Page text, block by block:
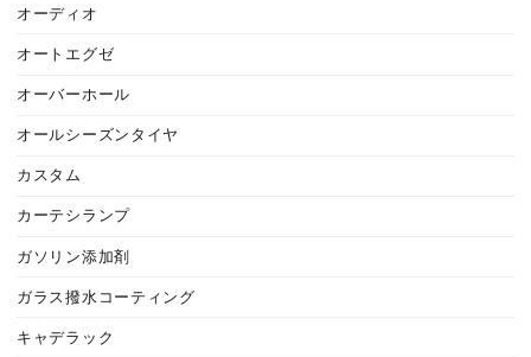
オーディオ
オートエグゼ
オーバーホール
オールシーズンタイヤ
カスタム
カーテシランプ
ガソリン添加剤
ガラス撥水コーティング
キャデラック